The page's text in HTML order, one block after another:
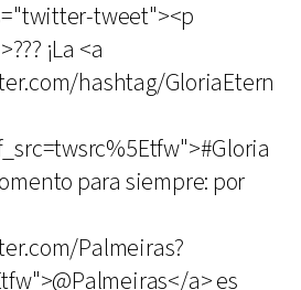
tweet"><p
¡La <a
hashtag/GloriaEtern
para siempre: por
Palmeiras?
a> es